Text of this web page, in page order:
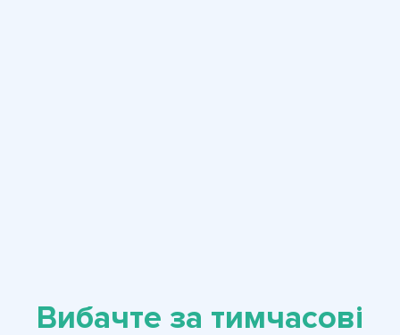
Вибачте за тимчасові